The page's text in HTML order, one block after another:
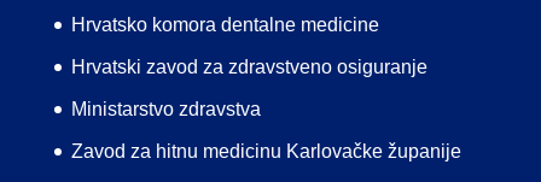
Hrvatsko komora dentalne medicine
Hrvatski zavod za zdravstveno osiguranje
Ministarstvo zdravstva
Zavod za hitnu medicinu Karlovačke županije